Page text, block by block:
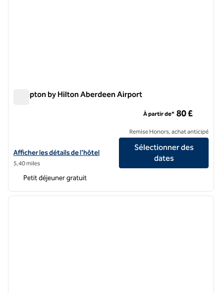
Hampton by Hilton Aberdeen Airport
Afficher les détails de l'hôtel Hampton by Hilton Aberdeen Airport
Afficher les détails de l'hôtel
5,40 miles
À partir de* 80 £
Remise Honors, achat anticipé
Sélectionner des
dates
Petit déjeuner gratuit
1 sur 12